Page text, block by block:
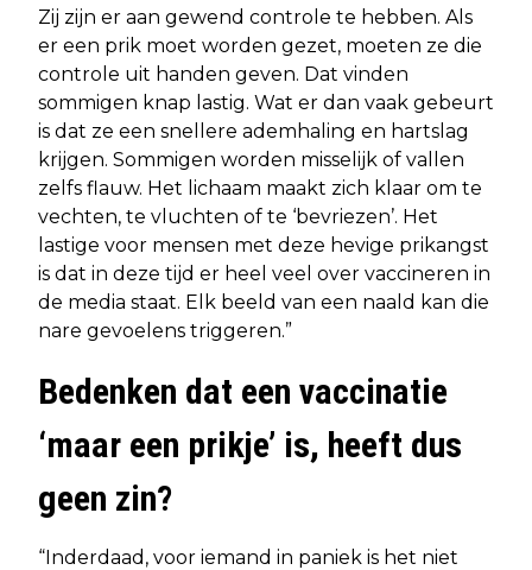
Zij zijn er aan gewend controle te hebben. Als
er een prik moet worden gezet, moeten ze die
controle uit handen geven. Dat vinden
sommigen knap lastig. Wat er dan vaak gebeurt
is dat ze een snellere ademhaling en hartslag
krijgen. Sommigen worden misselijk of vallen
zelfs flauw. Het lichaam maakt zich klaar om te
vechten, te vluchten of te ‘bevriezen’. Het
lastige voor mensen met deze hevige prikangst
is dat in deze tijd er heel veel over vaccineren in
de media staat. Elk beeld van een naald kan die
nare gevoelens triggeren.”
Bedenken dat een vaccinatie
‘maar een prikje’ is, heeft dus
geen zin?
“Inderdaad, voor iemand in paniek is het niet